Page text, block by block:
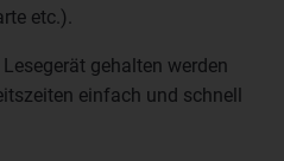
etc.).
gehalten werden
einfach und schnell